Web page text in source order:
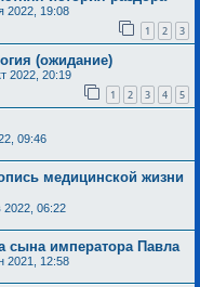
2022, 19:08
1 2 3
(ожидание)
2022, 20:19
1 2 3 4 5
09:46
медицинской жизни
2022, 06:22
сына императора Павла
2021, 12:58